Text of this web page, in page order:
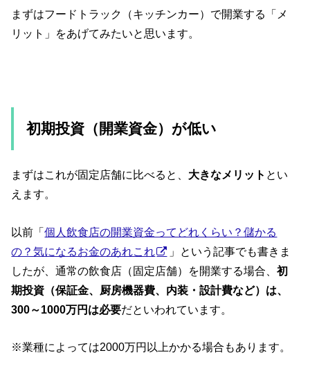
まずはフードトラック（キッチンカー）で開業する「メ
リット」をあげてみたいと思います。
初期投資（開業資金）が低い
まずはこれが固定店舗に比べると、 大きなメリット とい
えます。
以前「個人飲食店の開業資金ってどれくらい？儲かる
の？気になるお金のあれこれ
」という記事でも書きま
したが、通常の飲食店（固定店舗）を開業する場合、初
期投資（保証金、厨房機器費、内装・設計費など）は、
300～1000万円は必要だといわれています。
※業種によっては2000万円以上かかる場合もあります。